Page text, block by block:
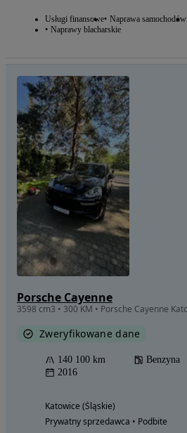
Usługi finansowe Naprawa samochodów
Naprawy blacharskie
Porsche Cayenne
Zweryfikowane dane
140 100 km Benzyna
2016
Katowice (Śląskie)
Prywatny sprzedawca • Podbite